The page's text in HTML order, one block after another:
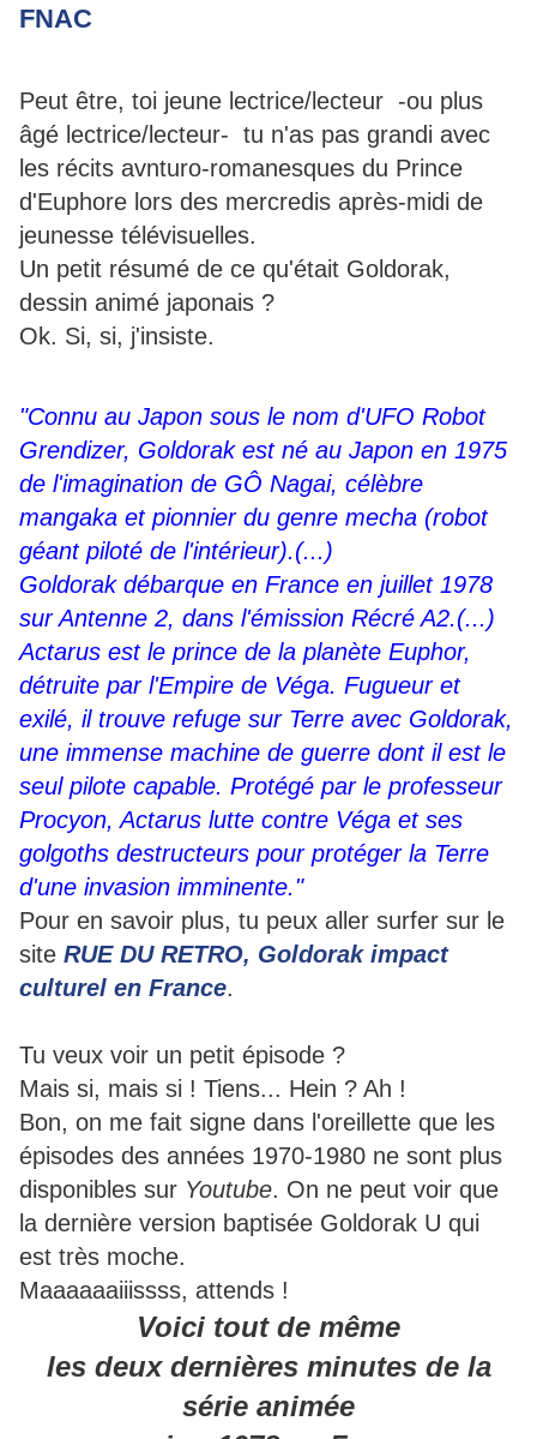
FNAC
Peut être, toi jeune lectrice/lecteur -ou plus
âgé lectrice/lecteur- tu n'as pas grandi avec
les récits avnturo-romanesques du Prince
d'Euphore lors des mercredis après-midi de
jeunesse télévisuelles.
Un petit résumé de ce qu'était Goldorak,
dessin animé japonais ?
Ok. Si, si, j'insiste.
"Connu au Japon sous le nom d'UFO Robot
Grendizer, Goldorak est né au Japon en 1975
de l'imagination de GÔ Nagai, célèbre
mangaka et pionnier du genre mecha (robot
géant piloté de l'intérieur).(...)
Goldorak débarque en France en juillet 1978
sur Antenne 2, dans l'émission Récré A2.(...)
Actarus est le prince de la planète Euphor,
détruite par l'Empire de Véga. Fugueur et
exilé, il trouve refuge sur Terre avec Goldorak,
une immense machine de guerre dont il est le
seul pilote capable. Protégé par le professeur
Procyon, Actarus lutte contre Véga et ses
golgoths destructeurs pour protéger la Terre
d'une invasion imminente."
Pour en savoir plus, tu peux aller surfer sur le
site RUE DU RETRO, Goldorak impact
culturel en France.
Tu veux voir un petit épisode ?
Mais si, mais si ! Tiens... Hein ? Ah !
Bon, on me fait signe dans l'oreillette que les
épisodes des années 1970-1980 ne sont plus
disponibles sur Youtube. On ne peut voir que
la dernière version baptisée Goldorak U qui
est très moche.
Maaaaaaiiissss, attends !
Voici tout de même
les deux dernières minutes de la
série animée